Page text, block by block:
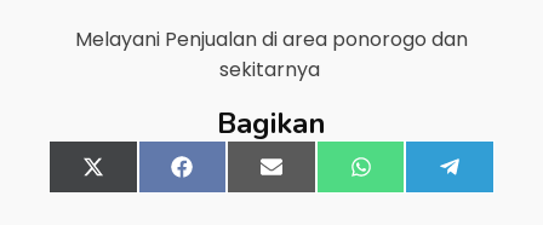
Melayani Penjualan di area ponorogo dan
sekitarnya
Bagikan
Share
on
X
(Twitter)
Share
on
FacebookShare
on
Email Share
on
WhatsApp
on